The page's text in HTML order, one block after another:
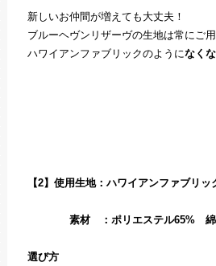
新しいお仲間が増えても大丈夫！
ブルーヘヴンリザーヴの生地は常にご用
ハワイアンファブリックのようになく
【2】使用生地：ハワイアンファブリッ
素材 ：ポリエステル65% 綿
選び方